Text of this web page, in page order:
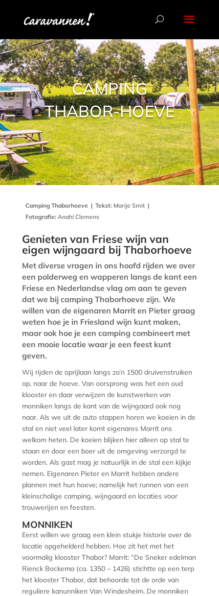
CAMPING
THABOR-HOEVE
Camping Thaborhoeve | Tekst:Marije Smit|
Fotografie: Anahí Clemens
Genieten van Friese wijn van
eigen wijngaard bij Thaborhoeve
Met diverse vragen in ons hoofd rijden we over
een polderweg en wapperen langs de kant een
Friese en Nederlandse vlag om aan te geven
dat we bij camping Thaborhoeve zijn. We
willen van de eigenaren Marrit en Pieter graag
weten hoe je in Friesland wijn kunt maken,
maar ook hoe je een camping combineert met
een mooie locatie waar je een feest kunt
geven.
Wij rijden de oprijlaan langs zo’n 1500 druivenstruiken
op, naar de hoeve. Van oorsprong was het een oud
klooster en daar verwijzen de kunstwerken van
monniken langs de kant van de wijngaard ook nog
naar. Als we uit de auto stappen horen we koeien in de
stal en niet veel later komt eigenares Marrit ons
welkom heten. De koeien blijken hier alleen op stal te
staan en door een boer uit de omgeving verzorgd te
worden. Als gast mag je natuurlijk in de stal een kijkje
nemen. Eigenaren Pieter en Marrit hebben andere
plannen met hun hoeve; namelijk het runnen van een
kleinschalige camping, wijngaard en locaties voor
trouwerijen en feesten.
MONNIKEN
Eerst willen we graag een klein stukje historie over de
locatie opgehelderd hebben. Hoe zit het met het
voormalig klooster Thabor? Marrit: “De Sneker edelman
Rienck Bockema (ca. 1350 – 1426) stichtte op een terp
het klooster Thabor, dat behoorde tot de orde van
reguliere kanunniken Van Windesheim. De monniken